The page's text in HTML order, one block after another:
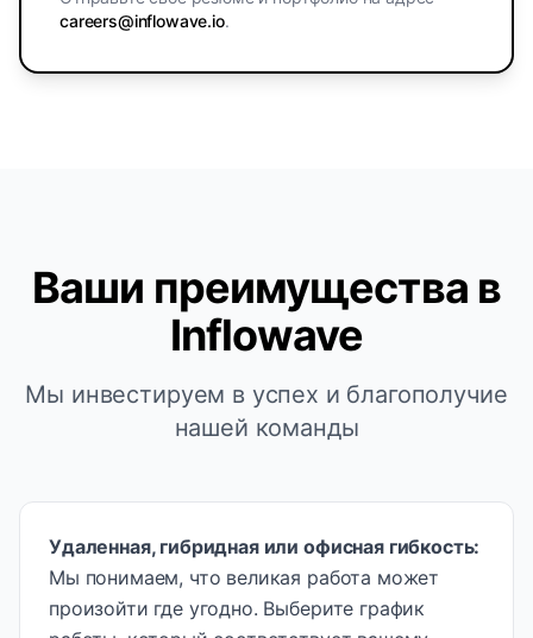
careers@inflowave.io.
Ваши преимущества в
Inflowave
Мы инвестируем в успех и благополучие
нашей команды
Удаленная, гибридная или офисная гибкость:
Мы понимаем, что великая работа может
произойти где угодно. Выберите график